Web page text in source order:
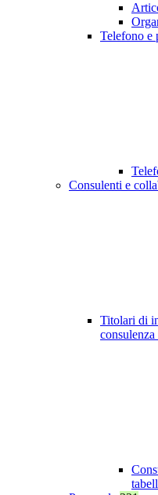
Telefono e
Consulenti e
Titolari di
consulenza